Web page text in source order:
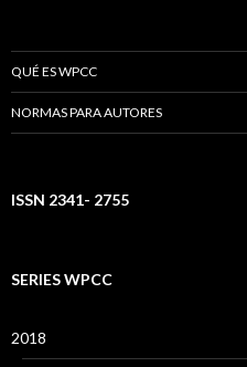
QUÉ ES WPCC
NORMAS PARA AUTORES
ISSN 2341- 2755
SERIES WPCC
2018